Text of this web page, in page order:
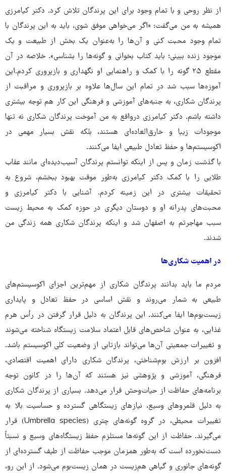
از نظر روحی و با تمام وجود برای این پرندگان تلاش کرد. دکتر کیامرزی
همیشه به من می‌گفت: «اگر می‌خواهی موفق شوی، باید به این پرندگان با
تمام وجود محبت کنی و آن‌ها را به‌عنوان یک بخش از طبیعت و یک
موجود زنده ببینی؛ باید کتاب بخوانی و گونه‌ها را بشناسی». خلاصه در آن
مقطع ۲۵ گونه را با کمک و راهنمایی او نگهداری و بازپروری کردم.این
آموزه‌ها سبب شد در تمام این سال‌ها علاوه بر بازپروری و مراقبت از
پرندگان شکاری، به جنبه‌های آموزشی و فرهنگی این کار هم توجه بیشتری
داشته باشم. دکتر کیامرزی درواقع به من آموخت پرندگان شکاری نه تنها
موجودات زیبا و خارق‌العاده‌ای هستند، بلکه نقش بسیار مهمی در
اکوسیستم‌ها و حفظ تعادل طبیعی ایفا می‌کنند.
با گذشت زمان و پس از اینکه توانستم پرندگان آسیب‌دیده‌ای مانند عقاب
طلایی را با کمک دکتر کیامرزی به‌طور موقت بهبود ببخشم، شروع به
تحقیقات بیشتری در این زمینه کردم. آشنایی با دکتر کیامرزی و
محبت‌های پدرانه او و دوستان دیگری در حوزه کمک به محیط زیست
سبب مهاجرتم به اصفهان شد و اینکه پرندگان شکاری همه‌ زندگی من
شدند.
در اهمیت شکاری‌ها
مردم ما باید بدانند پرندگان شکاری از مهم‌ترین اجزای اکوسیستم‌های
طبیعی به شمار می‌روند و نقش اساسی در حفظ تعادل و پایداری
زیست‌بوم‌ها ایفا می‌کنند. این پرندگان به دلیل قرار گرفتن در رأس هرم
غذایی، به عنوان شاخص‌های قابل اعتماد سلامت زیستگاه شناخته می‌شوند
و تغییرات جمعیتی آن‌ها می‌تواند بازتابی از وضعیت کلی اکوسیستم باشد.
افزون بر ارزش بوم‌شناختی، پرندگان شکاری دارای اهمیت اقتصادی،
فرهنگی، آموزشی و پژوهشی نیز هستند که آن‌ها را در کانون توجه
برنامه‌های حفاظت از حیات‌وحش قرار می‌دهد. بسیاری از پرندگان شکاری
به دلیل قلمروهای وسیع، نیازهای زیستگاهی گسترده و حساسیت بالا به
تغییرات محیطی، در گروه گونه‌های چتری (Umbrella species) قرار
می‌گیرند. حفاظت از این گونه‌ها مستلزم حفظ زیستگاه‌های وسیع و نسبتاً
دست‌نخورده است که به‌طور همزمان موجب حفاظت از طیف گسترده‌ای از
گونه‌های جانوری و گیاهی هم‌زیست در همان زیست‌بوم می‌شود. از این رو،